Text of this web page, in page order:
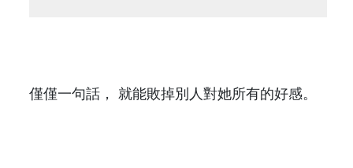
僅僅一句話， 就能敗掉別人對她所有的好感。